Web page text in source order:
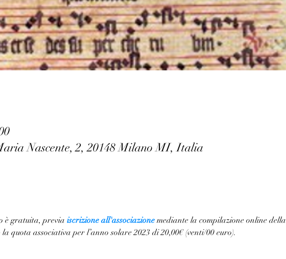
Nascente, 2, 20148 Milano MI, Italia
è gratuita, previa iscrizione all'associazione mediante la compilazione online della
quota associativa per l’anno solare 2023 di 20,00€ (venti/00 euro).